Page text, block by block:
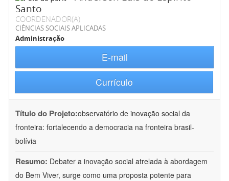
Santo
COORDENADOR(A)
CIÊNCIAS SOCIAIS APLICADAS
Administração
E-mail
Currículo
Título do Projeto:observatório de inovação social da
fronteira: fortalecendo a democracia na fronteira brasil-
bolívia
Resumo: Debater a inovação social atrelada à abordagem
do Bem Viver, surge como uma proposta potente para